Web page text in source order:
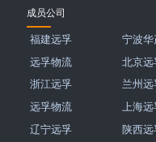
成员公司
福建远孚 宁波
远孚物流
北京
浙江远孚
兰州
远孚物流
上海
辽宁远孚
陕西